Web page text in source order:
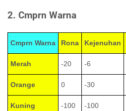
2. Cmprn Warna
Cmprn Warna Rona Kejenuhan
Merah -20 -6
Orange 0 -30
Kuning -100 -100